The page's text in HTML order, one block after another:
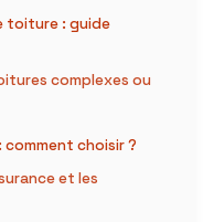
toiture : guide
complexes ou
choisir ?
et les